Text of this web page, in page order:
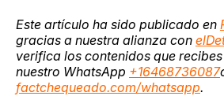
Este artículo ha sido publicado en
gracias a nuestra alianza con
verifica los contenidos que
nuestro WhatsApp +16468736087
factchequeado.com/whatsapp.